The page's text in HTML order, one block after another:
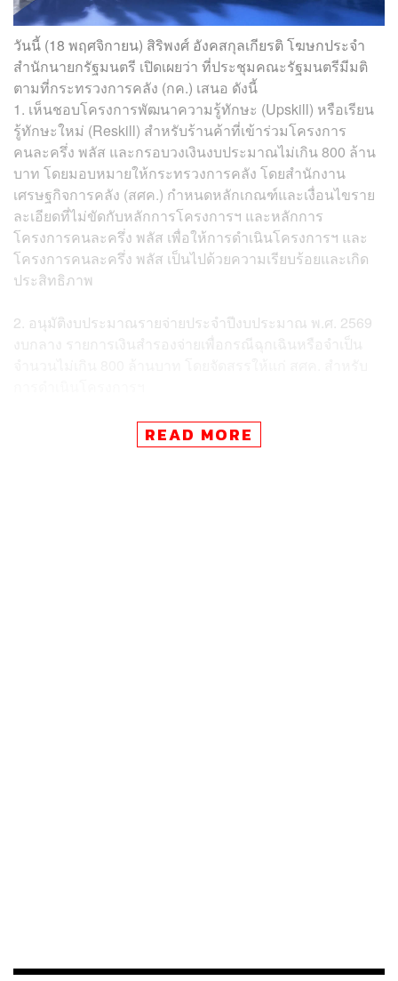
วันนี้ (18 พฤศจิกายน) สิริพงศ์ อังคสกุลเกียรติ โฆษกประจำ
สำนักนายกรัฐมนตรี เปิดเผยว่า ที่ประชุมคณะรัฐมนตรีมีมติ
ตามที่กระทรวงการคลัง (กค.) เสนอ ดังนี้
1. เห็นชอบโครงการพัฒนาความรู้ทักษะ (Upskill) หรือเรียน
รู้ทักษะใหม่ (Reskill) สำหรับร้านค้าที่เข้าร่วมโครงการ
คนละครึ่ง พลัส และกรอบวงเงินงบประมาณไม่เกิน 800 ล้าน
บาท โดยมอบหมายให้กระทรวงการคลัง โดยสำนักงาน
เศรษฐกิจการคลัง (สศค.) กำหนดหลักเกณฑ์และเงื่อนไขราย
ละเอียดที่ไม่ขัดกับหลักการโครงการฯ และหลักการ
โครงการคนละครึ่ง พลัส เพื่อให้การดำเนินโครงการฯ และ
โครงการคนละครึ่ง พลัส เป็นไปด้วยความเรียบร้อยและเกิด
ประสิทธิภาพ
2. อนุมัติงบประมาณรายจ่ายประจำปีงบประมาณ พ.ศ. 2569
งบกลาง รายการเงินสำรองจ่ายเพื่อกรณีฉุกเฉินหรือจำเป็น
3.มอบหมายธนาคารออมสินและกรมพัฒนาธุรกิจการค้า
กระทรวงพาณิชย์ ดำเนินการในส่วนที่เกี่ยวข้องกับโครง
READ MORE